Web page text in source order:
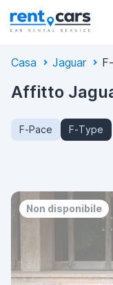
Casa Jaguar
Affitto
F-Pace F-Type
Non disponibile